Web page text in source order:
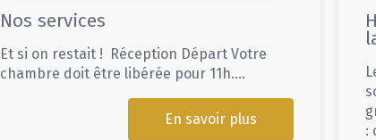
Nos services
Et si on restait ! Réception Départ Votre
chambre doit être libérée pour 11h....
En savoir plus
: